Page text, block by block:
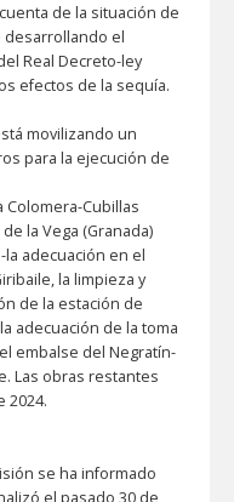
de la situación de
desarrollando el
Real Decreto-ley
efectos de la sequía.
movilizando un
para la ejecución de
Colomera-Cubillas
la Vega (Granada)
adecuación en el
la limpieza y
de la estación de
adecuación de la toma
embalse del Negratín-
Las obras restantes
2024.
se ha informado
el pasado 30 de